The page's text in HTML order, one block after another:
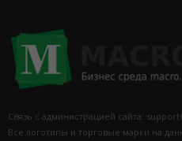
Связь с администрацией сайта:
Все логотипы и торговые марки на